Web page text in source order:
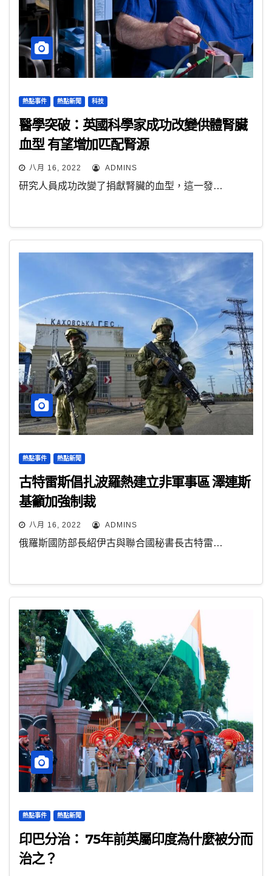
熱點事件 熱點新聞 科技
醫學突破：英國科學家成功改變供體腎臟
血型 有望增加匹配腎源
八月 16, 2022 ADMINS
研究人員成功改變了捐獻腎臟的血型，這一發…
熱點事件 熱點新聞
古特雷斯倡扎波羅熱建立非軍事區 澤連斯
基籲加強制裁
八月 16, 2022 ADMINS
俄羅斯國防部長紹伊古與聯合國秘書長古特雷…
熱點事件 熱點新聞
印巴分治： 75年前英屬印度為什麼被分而
治之？